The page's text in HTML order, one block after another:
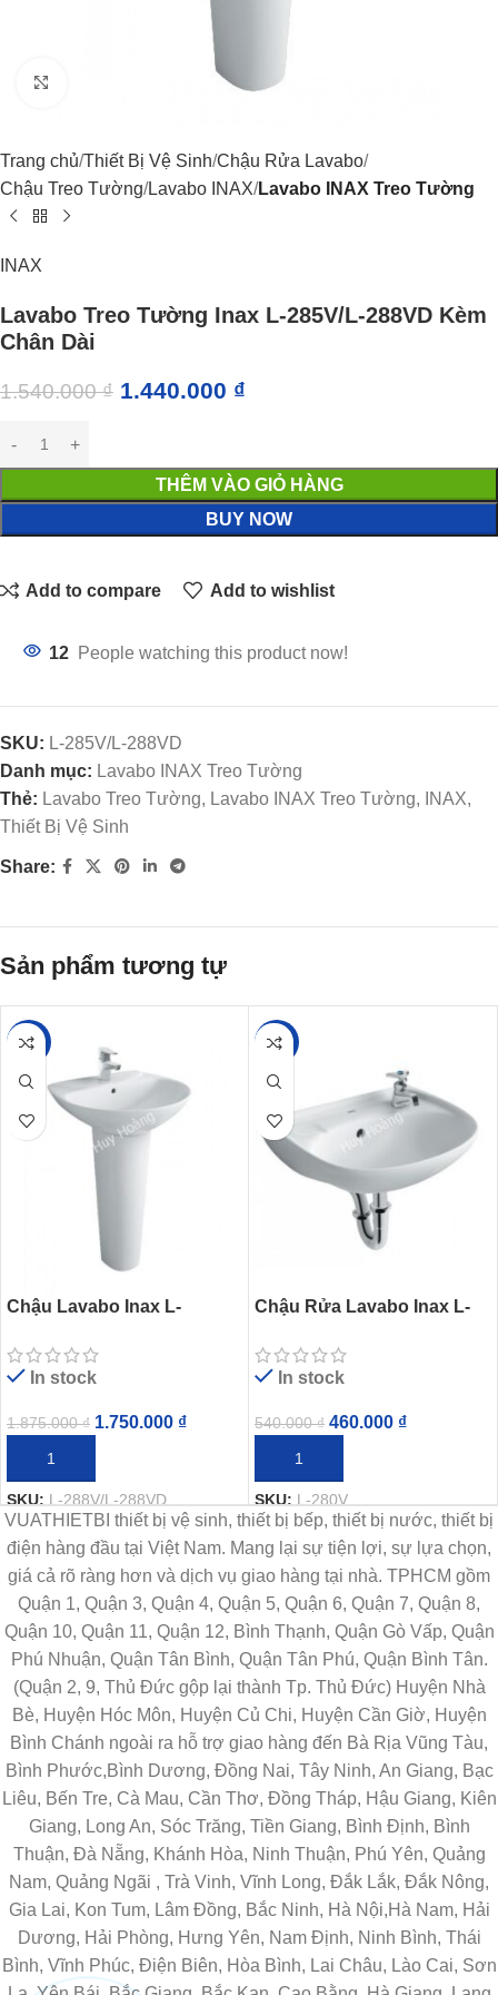
Trang chủ Thiết Bị Vệ Sinh Chậu Rửa Lavabo
Chậu Treo Tường Lavabo INAX Lavabo INAX Treo Tường
INAX
Lavabo Treo Tường Inax L-285V/L-288VD Kèm
Chân Dài
1.540.000₫ 1.440.000 ₫
THÊM VÀO GIỎ HÀNG
BUY NOW
Add to compare Add to wishlist
12 People watching this product now!
SKU: L-285V/L-288VD
Danh mục: Lavabo INAX Treo Tường
Thẻ: Lavabo Treo Tường, Lavabo INAX Treo Tường, INAX,
Thiết Bị Vệ Sinh
Share:
Sản phẩm tương tự
-7%
Chậu Lavabo Inax L-
Kèm Chân Dài
In stock
1.875.000₫ 1.750.000 ₫
THÊM VÀO GIỎ HÀNG
SKU:L-288V/L-288VD
-15%
Chậu Rửa Lavabo Inax L-
Cỡ Nhỏ
In stock
540.000₫ 460.000 ₫
THÊM VÀO GIỎ HÀNG
SKU:L-280V
VUATHIETBI thiết bị vệ sinh, thiết bị bếp, thiết bị nước, thiết bị
điện hàng đầu tại Việt Nam. Mang lại sự tiện lợi, sự lựa chọn,
giá cả rõ ràng hơn và dịch vụ giao hàng tại nhà. TPHCM gồm
Quận 1, Quận 3, Quận 4, Quận 5, Quận 6, Quận 7, Quận 8,
Quận 10, Quận 11, Quận 12, Bình Thạnh, Quận Gò Vấp, Quận
Phú Nhuận, Quận Tân Bình, Quận Tân Phú, Quận Bình Tân.
(Quận 2, 9, Thủ Đức gộp lại thành Tp. Thủ Đức) Huyện Nhà
Bè, Huyện Hóc Môn, Huyện Củ Chi, Huyện Cần Giờ, Huyện
Bình Chánh ngoài ra hỗ trợ giao hàng đến Bà Rịa Vũng Tàu,
Bình Phước,Bình Dương, Đồng Nai, Tây Ninh, An Giang, Bạc
Liêu, Bến Tre, Cà Mau, Cần Thơ, Đồng Tháp, Hậu Giang, Kiên
Giang, Long An, Sóc Trăng, Tiền Giang, Bình Định, Bình
Thuận, Đà Nẵng, Khánh Hòa, Ninh Thuận, Phú Yên, Quảng
Nam, Quảng Ngãi , Trà Vinh, Vĩnh Long, Đắk Lắk, Đắk Nông,
Gia Lai, Kon Tum, Lâm Đồng, Bắc Ninh, Hà Nội,Hà Nam, Hải
Dương, Hải Phòng, Hưng Yên, Nam Định, Ninh Bình, Thái
Bình, Vĩnh Phúc, Điện Biên, Hòa Bình, Lai Châu, Lào Cai, Sơn